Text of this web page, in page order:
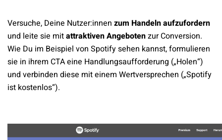
Versuche, Deine Nutzer:innen zum Handeln aufzufordern
und leite sie mitattraktiven Angebotenzur Conversion.
Wie Du im Beispiel von Spotify sehen kannst, formulieren
sie in ihrem CTA eine Handlungsaufforderung („Holen“)
und verbinden diese mit einem Wertversprechen („Spotify
ist kostenlos“).